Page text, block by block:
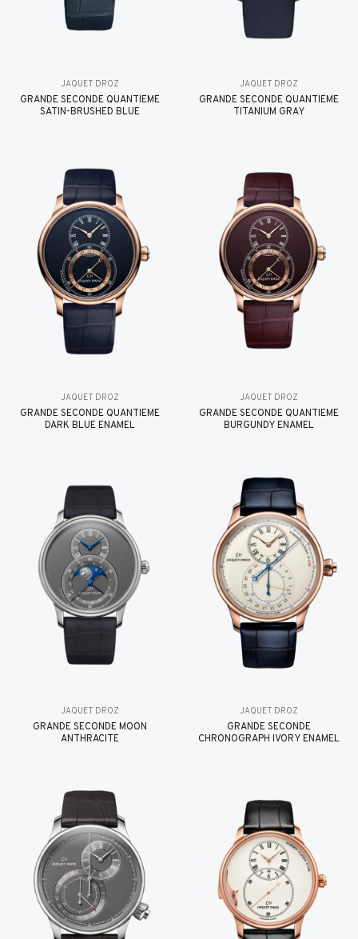
JAQUET DROZ
GRANDE SECONDE QUANTIÈME
SATIN-BRUSHED BLUE
JAQUET DROZ
GRANDE SECONDE QUANTIÈME
TITANIUM GRAY
JAQUET DROZ
GRANDE SECONDE QUANTIÈME
DARK BLUE ENAMEL
JAQUET DROZ
GRANDE SECONDE QUANTIÈME
BURGUNDY ENAMEL
JAQUET DROZ
GRANDE SECONDE MOON
ANTHRACITE
JAQUET DROZ
GRANDE SECONDE
CHRONOGRAPH IVORY ENAMEL